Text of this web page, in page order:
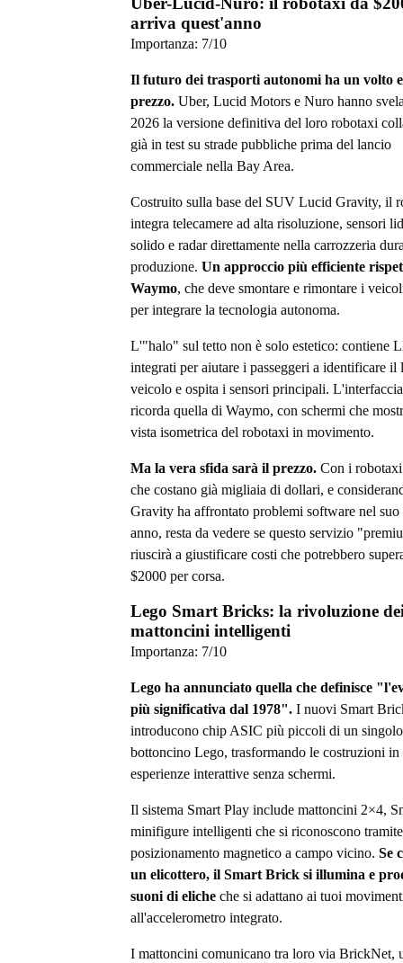
arriva quest'anno
Importanza: 7/10
Il futuro dei trasporti autonomi ha un volto
prezzo. Uber, Lucid Motors e Nuro hanno
2026 la versione definitiva del loro robotaxi
già in test su strade pubbliche prima del lancio
commerciale nella Bay Area.
Costruito sulla base del SUV Lucid Gravity, il
integra telecamere ad alta risoluzione, sensori
solido e radar direttamente nella carrozzeria
produzione. Un approccio più efficiente
Waymo, che deve smontare e rimontare i
per integrare la tecnologia autonoma.
L'"halo" sul tetto non è solo estetico: contiene
integrati per aiutare i passeggeri a identificare il
veicolo e ospita i sensori principali.
ricorda quella di Waymo, con schermi che
vista isometrica del robotaxi in movimento.
Ma la vera sfida sarà il prezzo. Con i
che costano già migliaia di dollari, e
Gravity ha affrontato problemi software nel
anno, resta da vedere se questo servizio
riuscirà a giustificare costi che potrebbero
$2000 per corsa.
Lego Smart Bricks: la rivoluzione
mattoncini intelligenti
Importanza: 7/10
Lego ha annunciato quella che definisce
più significativa dal 1978". I nuovi Smart
introducono chip ASIC più piccoli di un singolo
bottoncino Lego, trasformando le costruzioni in
esperienze interattive senza schermi.
Il sistema Smart Play include mattoncini 2×4,
minifigure intelligenti che si riconoscono tramite
posizionamento magnetico a campo vicino. Se
un elicottero, il Smart Brick si illumina e
suoni di eliche che si adattano ai tuoi
all'accelerometro integrato.
I mattoncini comunicano tra loro via BrickNet,